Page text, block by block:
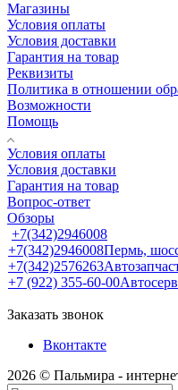
Магазины
Условия оплаты
Условия доставки
Гарантия на товар
Реквизиты
Политика в отношении
Возможности
Помощь
Условия оплаты
Условия доставки
Гарантия на товар
Вопрос-ответ
Обзоры
+7(342)2946008
+7(342)2946008Пермь,
+7(342)2576263
+7 (922) 355-60-00
Заказать звонок
Вконтакте
2026 © Пальмира -